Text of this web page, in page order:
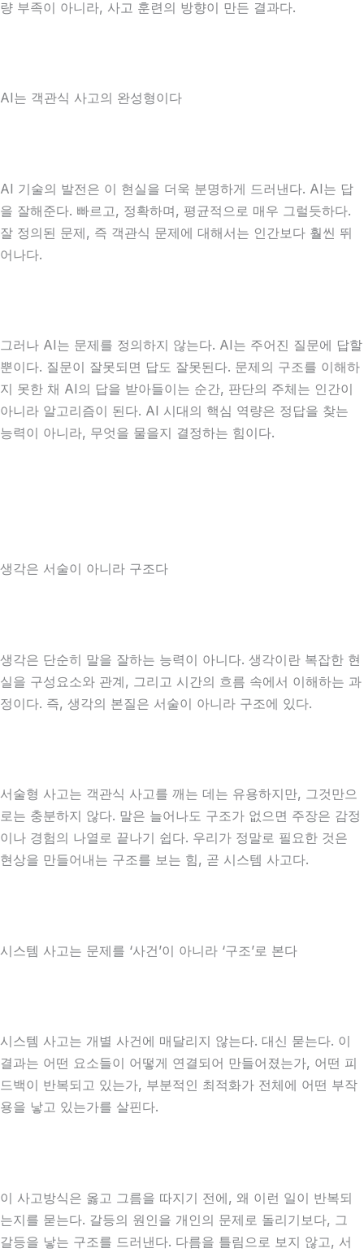
량 부족이 아니라, 사고 훈련의 방향이 만든 결과다.
AI는 객관식 사고의 완성형이다
AI 기술의 발전은 이 현실을 더욱 분명하게 드러낸다. AI는 답
을 잘해준다. 빠르고, 정확하며, 평균적으로 매우 그럴듯하다.
잘 정의된 문제, 즉 객관식 문제에 대해서는 인간보다 훨씬 뛰
어나다.
그러나 AI는 문제를 정의하지 않는다. AI는 주어진 질문에 답할
뿐이다. 질문이 잘못되면 답도 잘못된다. 문제의 구조를 이해하
지 못한 채 AI의 답을 받아들이는 순간, 판단의 주체는 인간이
아니라 알고리즘이 된다. AI 시대의 핵심 역량은 정답을 찾는
능력이 아니라, 무엇을 물을지 결정하는 힘이다.
생각은 서술이 아니라 구조다
생각은 단순히 말을 잘하는 능력이 아니다. 생각이란 복잡한 현
실을 구성요소와 관계, 그리고 시간의 흐름 속에서 이해하는 과
정이다. 즉, 생각의 본질은 서술이 아니라 구조에 있다.
서술형 사고는 객관식 사고를 깨는 데는 유용하지만, 그것만으
로는 충분하지 않다. 말은 늘어나도 구조가 없으면 주장은 감정
이나 경험의 나열로 끝나기 쉽다. 우리가 정말로 필요한 것은
현상을 만들어내는 구조를 보는 힘, 곧 시스템 사고다.
시스템 사고는 문제를 ‘사건’이 아니라 ‘구조’로 본다
시스템 사고는 개별 사건에 매달리지 않는다. 대신 묻는다. 이
결과는 어떤 요소들이 어떻게 연결되어 만들어졌는가, 어떤 피
드백이 반복되고 있는가, 부분적인 최적화가 전체에 어떤 부작
용을 낳고 있는가를 살핀다.
이 사고방식은 옳고 그름을 따지기 전에, 왜 이런 일이 반복되
는지를 묻는다. 갈등의 원인을 개인의 문제로 돌리기보다, 그
갈등을 낳는 구조를 드러낸다. 다름을 틀림으로 보지 않고, 서